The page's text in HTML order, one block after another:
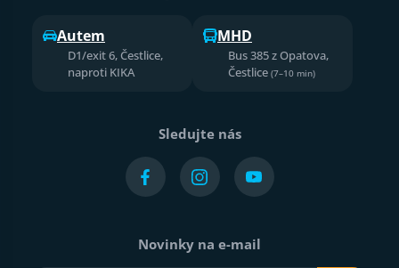
Autem
D1/exit 6, Čestlice,
naproti KIKA
MHD
Bus 385 z Opatova,
Čestlice (7–10 min)
Sledujte nás
Novinky na e-mail